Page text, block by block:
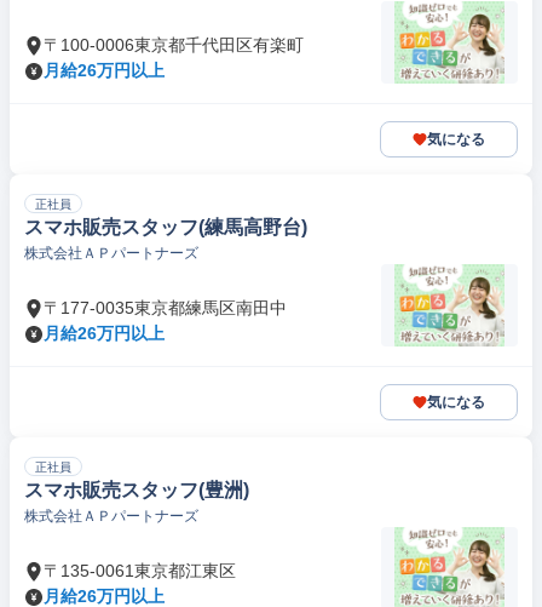
〒100-0006東京都千代田区有楽町
月給26万円以上
気になる
正社員
スマホ販売スタッフ(練馬高野台)
株式会社ＡＰパートナーズ
〒177-0035東京都練馬区南田中
月給26万円以上
気になる
正社員
スマホ販売スタッフ(豊洲)
株式会社ＡＰパートナーズ
〒135-0061東京都江東区
月給26万円以上